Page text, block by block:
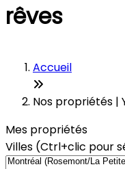
rêves
Accueil
Nos propriétés |
Mes propriétés
Villes (Ctrl+clic pour